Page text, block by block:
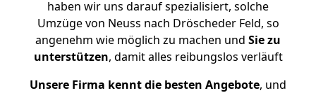
haben wir uns darauf spezialisiert, solche
Umzüge von Neuss nach Dröscheder Feld, so
angenehm wie möglich zu machen und Sie zu
unterstützen, damit alles reibungslos verläuft
Unsere Firma kennt die besten Angebote, und